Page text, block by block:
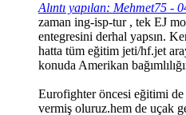
Alıntı yapılan: Mehmet75 -
zaman ing-isp-tur , tek EJ
entegresini derhal yapsın.
hatta tüm eğitim jeti/hf.jet
konuda Amerikan
Eurofighter öncesi eğitimi
vermiş oluruz.hem de uçak